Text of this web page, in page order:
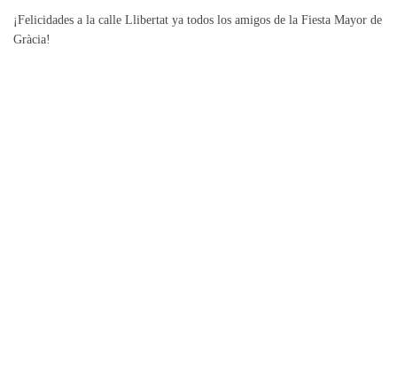
¡Felicidades a la calle Llibertat ya todos los amigos de la Fiesta Mayor de
Gràcia!